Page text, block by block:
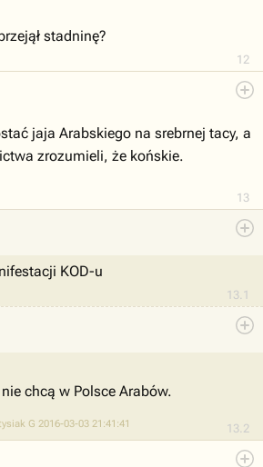
12
stadninę?
13
jaja Arabskiego na srebrnej tacy, a
zrozumieli, że końskie.
13.1
KOD-u
13.2
chcą w Polsce Arabów.
G 2016-03-03 21:41:41